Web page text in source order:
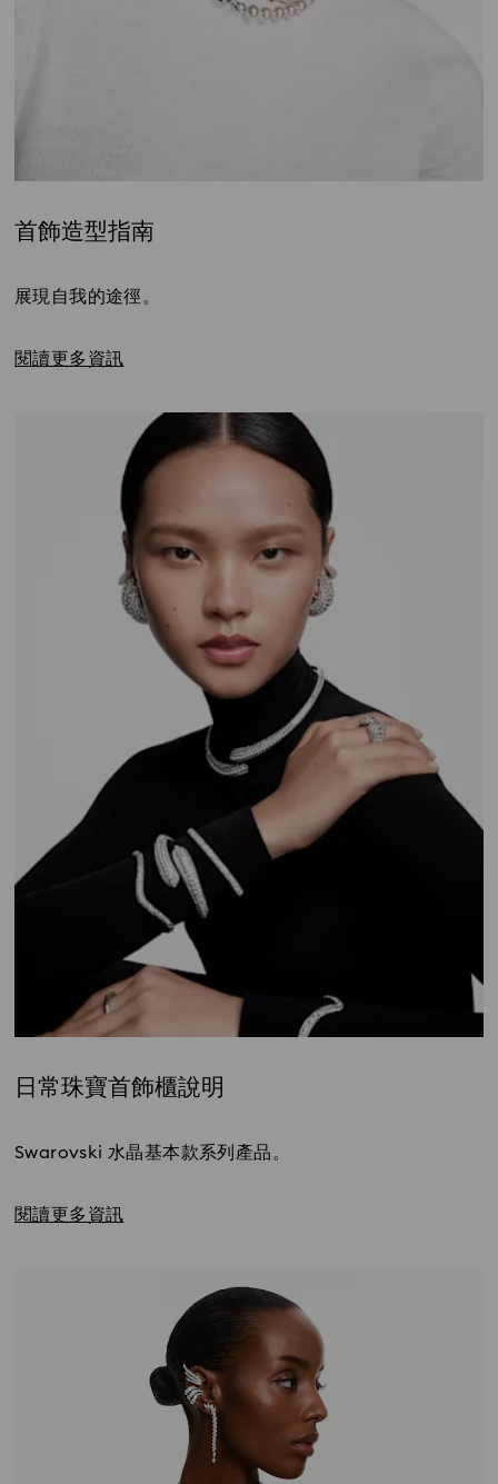
首飾造型指南
展現自我的途徑。
閱讀更多資訊
日常珠寶首飾櫃說明
Swarovski 水晶基本款系列產品。
閱讀更多資訊